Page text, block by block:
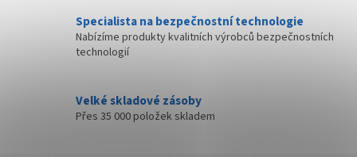
Specialista na bezpečnostní technologie
Nabízíme produkty kvalitních výrobců bezpečnostních
technologií
Velké skladové zásoby
Přes 35 000 položek skladem